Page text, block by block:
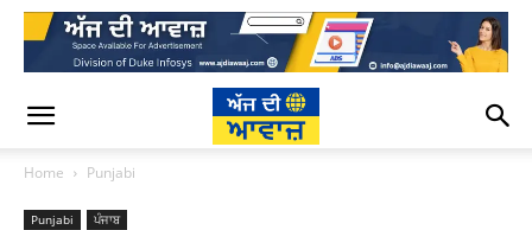
Home Punjabi
Punjabi ਪੰਜਾਬ